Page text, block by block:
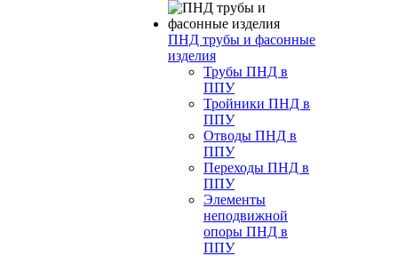
ПНД трубы и фасонные
изделия
Трубы ПНД в
ППУ
Тройники ПНД в
ППУ
Отводы ПНД в
ППУ
Переходы ПНД в
ППУ
Элементы
неподвижной
опоры ПНД в
ППУ